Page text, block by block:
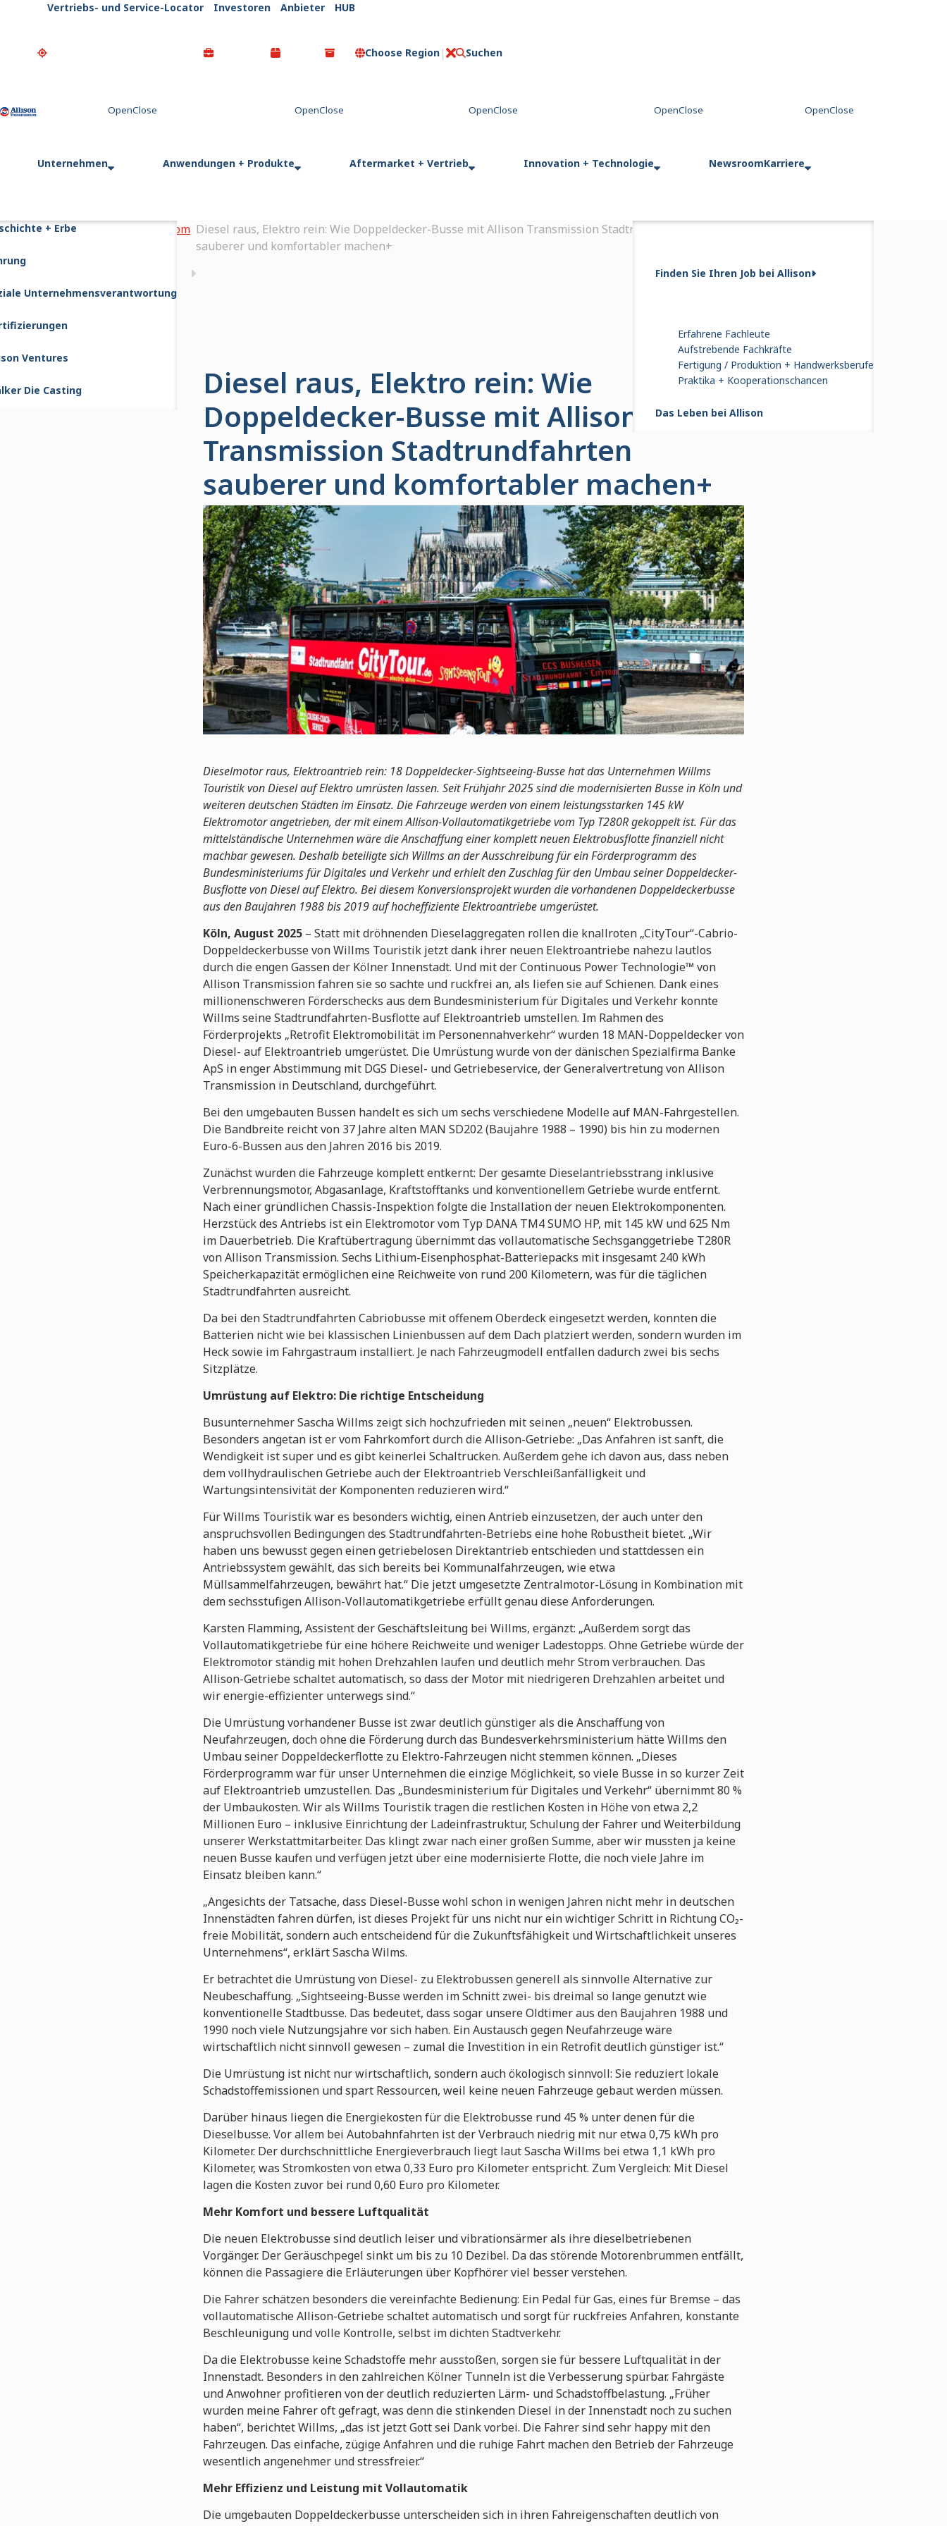
Go Home
Vertriebs- und Service-Locator Investoren Anbieter HUB
Choose Region Suchen
C
s
Unternehmen
+ Erbe
Unternehmensverantwortung
Ventures
Die Casting
Anwendungen + Produkte Aftermarket + Vertrieb Innovation + Technologie NewsroomKarriere
Finden Sie Ihren Job bei Allison
Erfahrene Fachleute
Aufstrebende Fachkräfte
Fertigung / Produktion + Handwerksberufe
Praktika + Kooperationschancen
Das Leben bei Allison
Startseite Newsroom Diesel raus, Elektro rein: Wie Doppeldecker-Busse mit Allison Transmission Stadtrundfahrten
sauberer und komfortabler machen+
Diesel raus, Elektro rein: Wie
Doppeldecker-Busse mit Allison
Transmission Stadtrundfahrten
sauberer und komfortabler machen+
Dieselmotor raus, Elektroantrieb rein: 18 Doppeldecker-Sightseeing-Busse hat das Unternehmen Willms
Touristik von Diesel auf Elektro umrüsten lassen. Seit Frühjahr 2025 sind die modernisierten Busse in Köln und
weiteren deutschen Städten im Einsatz. Die Fahrzeuge werden von einem leistungsstarken 145 kW
Elektromotor angetrieben, der mit einem Allison-Vollautomatikgetriebe vom Typ T280R gekoppelt ist. Für das
mittelständische Unternehmen wäre die Anschaffung einer komplett neuen Elektrobusflotte finanziell nicht
machbar gewesen. Deshalb beteiligte sich Willms an der Ausschreibung für ein Förderprogramm des
Bundesministeriums für Digitales und Verkehr und erhielt den Zuschlag für den Umbau seiner Doppeldecker-
Busflotte von Diesel auf Elektro. Bei diesem Konversionsprojekt wurden die vorhandenen Doppeldeckerbusse
aus den Baujahren 1988 bis 2019 auf hocheffiziente Elektroantriebe umgerüstet.
Köln, August 2025 – Statt mit dröhnenden Dieselaggregaten rollen die knallroten „CityTour“-Cabrio-
Doppeldeckerbusse von Willms Touristik jetzt dank ihrer neuen Elektroantriebe nahezu lautlos
durch die engen Gassen der Kölner Innenstadt. Und mit der Continuous Power Technologie™ von
Allison Transmission fahren sie so sachte und ruckfrei an, als liefen sie auf Schienen. Dank eines
millionenschweren Förderschecks aus dem Bundesministerium für Digitales und Verkehr konnte
Willms seine Stadtrundfahrten-Busflotte auf Elektroantrieb umstellen. Im Rahmen des
Förderprojekts „Retrofit Elektromobilität im Personennahverkehr“ wurden 18 MAN-Doppeldecker von
Diesel- auf Elektroantrieb umgerüstet. Die Umrüstung wurde von der dänischen Spezialfirma Banke
ApS in enger Abstimmung mit DGS Diesel- und Getriebeservice, der Generalvertretung von Allison
Transmission in Deutschland, durchgeführt.
Bei den umgebauten Bussen handelt es sich um sechs verschiedene Modelle auf MAN-Fahrgestellen.
Die Bandbreite reicht von 37 Jahre alten MAN SD202 (Baujahre 1988 – 1990) bis hin zu modernen
Euro-6-Bussen aus den Jahren 2016 bis 2019.
Zunächst wurden die Fahrzeuge komplett entkernt: Der gesamte Dieselantriebsstrang inklusive
Verbrennungsmotor, Abgasanlage, Kraftstofftanks und konventionellem Getriebe wurde entfernt.
Nach einer gründlichen Chassis-Inspektion folgte die Installation der neuen Elektrokomponenten.
Herzstück des Antriebs ist ein Elektromotor vom Typ DANA TM4 SUMO HP, mit 145 kW und 625 Nm
im Dauerbetrieb. Die Kraftübertragung übernimmt das vollautomatische Sechsganggetriebe T280R
von Allison Transmission. Sechs Lithium-Eisenphosphat-Batteriepacks mit insgesamt 240 kWh
Speicherkapazität ermöglichen eine Reichweite von rund 200 Kilometern, was für die täglichen
Stadtrundfahrten ausreicht.
Da bei den Stadtrundfahrten Cabriobusse mit offenem Oberdeck eingesetzt werden, konnten die
Batterien nicht wie bei klassischen Linienbussen auf dem Dach platziert werden, sondern wurden im
Heck sowie im Fahrgastraum installiert. Je nach Fahrzeugmodell entfallen dadurch zwei bis sechs
Sitzplätze.
Umrüstung auf Elektro: Die richtige Entscheidung
Busunternehmer Sascha Willms zeigt sich hochzufrieden mit seinen „neuen“ Elektrobussen.
Besonders angetan ist er vom Fahrkomfort durch die Allison-Getriebe: „Das Anfahren ist sanft, die
Wendigkeit ist super und es gibt keinerlei Schaltrucken. Außerdem gehe ich davon aus, dass neben
dem vollhydraulischen Getriebe auch der Elektroantrieb Verschleißanfälligkeit und
Wartungsintensivität der Komponenten reduzieren wird.“
Für Willms Touristik war es besonders wichtig, einen Antrieb einzusetzen, der auch unter den
anspruchsvollen Bedingungen des Stadtrundfahrten-Betriebs eine hohe Robustheit bietet. „Wir
haben uns bewusst gegen einen getriebelosen Direktantrieb entschieden und stattdessen ein
Antriebssystem gewählt, das sich bereits bei Kommunalfahrzeugen, wie etwa
Müllsammelfahrzeugen, bewährt hat.“ Die jetzt umgesetzte Zentralmotor-Lösung in Kombination mit
dem sechsstufigen Allison-Vollautomatikgetriebe erfüllt genau diese Anforderungen.
Karsten Flamming, Assistent der Geschäftsleitung bei Willms, ergänzt: „Außerdem sorgt das
Vollautomatikgetriebe für eine höhere Reichweite und weniger Ladestopps. Ohne Getriebe würde der
Elektromotor ständig mit hohen Drehzahlen laufen und deutlich mehr Strom verbrauchen. Das
Allison-Getriebe schaltet automatisch, so dass der Motor mit niedrigeren Drehzahlen arbeitet und
wir energie-effizienter unterwegs sind.“
Die Umrüstung vorhandener Busse ist zwar deutlich günstiger als die Anschaffung von
Neufahrzeugen, doch ohne die Förderung durch das Bundesverkehrsministerium hätte Willms den
Umbau seiner Doppeldeckerflotte zu Elektro-Fahrzeugen nicht stemmen können. „Dieses
Förderprogramm war für unser Unternehmen die einzige Möglichkeit, so viele Busse in so kurzer Zeit
auf Elektroantrieb umzustellen. Das „Bundesministerium für Digitales und Verkehr“ übernimmt 80 %
der Umbaukosten. Wir als Willms Touristik tragen die restlichen Kosten in Höhe von etwa 2,2
Millionen Euro – inklusive Einrichtung der Ladeinfrastruktur, Schulung der Fahrer und Weiterbildung
unserer Werkstattmitarbeiter. Das klingt zwar nach einer großen Summe, aber wir mussten ja keine
neuen Busse kaufen und verfügen jetzt über eine modernisierte Flotte, die noch viele Jahre im
Einsatz bleiben kann.“
„Angesichts der Tatsache, dass Diesel-Busse wohl schon in wenigen Jahren nicht mehr in deutschen
Innenstädten fahren dürfen, ist dieses Projekt für uns nicht nur ein wichtiger Schritt in Richtung CO₂-
freie Mobilität, sondern auch entscheidend für die Zukunftsfähigkeit und Wirtschaftlichkeit unseres
Unternehmens“, erklärt Sascha Wilms.
Er betrachtet die Umrüstung von Diesel- zu Elektrobussen generell als sinnvolle Alternative zur
Neubeschaffung. „Sightseeing-Busse werden im Schnitt zwei- bis dreimal so lange genutzt wie
konventionelle Stadtbusse. Das bedeutet, dass sogar unsere Oldtimer aus den Baujahren 1988 und
1990 noch viele Nutzungsjahre vor sich haben. Ein Austausch gegen Neufahrzeuge wäre
wirtschaftlich nicht sinnvoll gewesen – zumal die Investition in ein Retrofit deutlich günstiger ist.“
Die Umrüstung ist nicht nur wirtschaftlich, sondern auch ökologisch sinnvoll: Sie reduziert lokale
Schadstoffemissionen und spart Ressourcen, weil keine neuen Fahrzeuge gebaut werden müssen.
Darüber hinaus liegen die Energiekosten für die Elektrobusse rund 45 % unter denen für die
Dieselbusse. Vor allem bei Autobahnfahrten ist der Verbrauch niedrig mit nur etwa 0,75 kWh pro
Kilometer. Der durchschnittliche Energieverbrauch liegt laut Sascha Willms bei etwa 1,1 kWh pro
Kilometer, was Stromkosten von etwa 0,33 Euro pro Kilometer entspricht. Zum Vergleich: Mit Diesel
lagen die Kosten zuvor bei rund 0,60 Euro pro Kilometer.
Mehr Komfort und bessere Luftqualität
Die neuen Elektrobusse sind deutlich leiser und vibrationsärmer als ihre dieselbetriebenen
Vorgänger. Der Geräuschpegel sinkt um bis zu 10 Dezibel. Da das störende Motorenbrummen entfällt,
können die Passagiere die Erläuterungen über Kopfhörer viel besser verstehen.
Die Fahrer schätzen besonders die vereinfachte Bedienung: Ein Pedal für Gas, eines für Bremse – das
vollautomatische Allison-Getriebe schaltet automatisch und sorgt für ruckfreies Anfahren, konstante
Beschleunigung und volle Kontrolle, selbst im dichten Stadtverkehr.
Da die Elektrobusse keine Schadstoffe mehr ausstoßen, sorgen sie für bessere Luftqualität in der
Innenstadt. Besonders in den zahlreichen Kölner Tunneln ist die Verbesserung spürbar. Fahrgäste
und Anwohner profitieren von der deutlich reduzierten Lärm- und Schadstoffbelastung. „Früher
wurden meine Fahrer oft gefragt, was denn die stinkenden Diesel in der Innenstadt noch zu suchen
haben“, berichtet Willms, „das ist jetzt Gott sei Dank vorbei. Die Fahrer sind sehr happy mit den
Fahrzeugen. Das einfache, zügige Anfahren und die ruhige Fahrt machen den Betrieb der Fahrzeuge
wesentlich angenehmer und stressfreier.“
Mehr Effizienz und Leistung mit Vollautomatik
Die umgebauten Doppeldeckerbusse unterscheiden sich in ihren Fahreigenschaften deutlich von